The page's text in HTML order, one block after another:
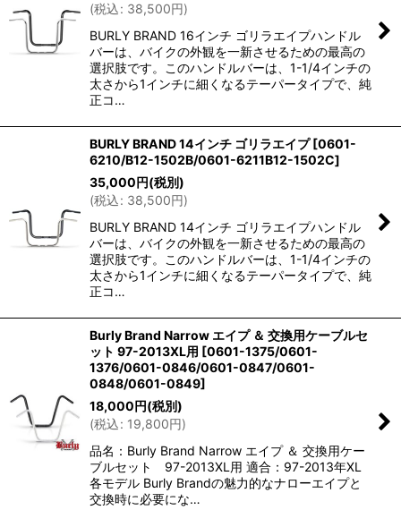
(税込: 38,500円)
BURLY BRAND 16インチ ゴリラエイプハンドル
バーは、バイクの外観を一新させるための最高の
選択肢です。このハンドルバーは、1-1/4インチの
太さから1インチに細くなるテーパータイプで、純
正コ…
BURLY BRAND 14インチ ゴリラエイプ [0601-
6210/B12-1502B/0601-6211B12-1502C]
35,000円(税別)
(税込: 38,500円)
BURLY BRAND 14インチ ゴリラエイプハンドル
バーは、バイクの外観を一新させるための最高の
選択肢です。このハンドルバーは、1-1/4インチの
太さから1インチに細くなるテーパータイプで、純
正コ…
Burly Brand Narrow エイプ ＆ 交換用ケーブルセ
ット 97-2013XL用 [0601-1375/0601-
1376/0601-0846/0601-0847/0601-
0848/0601-0849]
18,000円(税別)
(税込: 19,800円)
品名：Burly Brand Narrow エイプ ＆ 交換用ケー
ブルセット 97-2013XL用 適合：97-2013年XL
各モデル Burly Brandの魅力的なナローエイプと
交換時に必要にな…